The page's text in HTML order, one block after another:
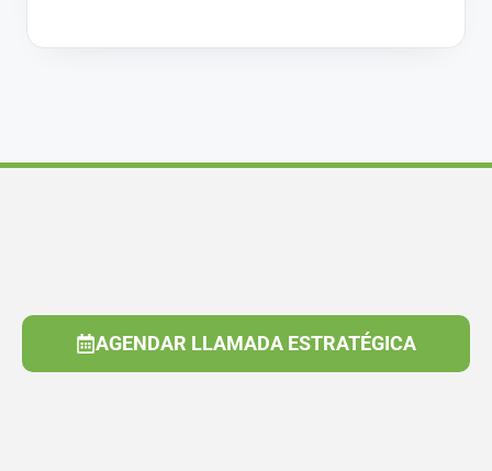
AGENDAR LLAMADA ESTRATÉGICA